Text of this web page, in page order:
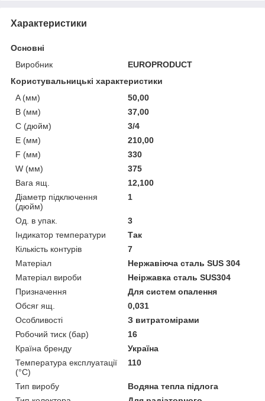
Характеристики
Основні
Виробник
EUROPRODUCT
Користувальницькі характеристики
A (мм)
50,00
B (мм)
37,00
C (дюйм)
3/4
E (мм)
210,00
F (мм)
330
W (мм)
375
Вага ящ.
12,100
Діаметр підключення
(дюйм)
1
Од. в упак.
3
Індикатор температури
Так
Кількість контурів
7
Матеріал
Нержавіюча сталь SUS 304
Матеріал вироби
Неіржавка сталь SUS304
Призначення
Для систем опалення
Обсяг ящ.
0,031
Особливості
З витратомірами
Робочий тиск (бар)
16
Країна бренду
Україна
Температура експлуатації
(°C)
110
Тип виробу
Водяна тепла підлога